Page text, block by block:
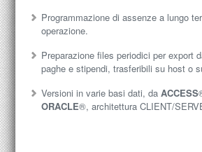
Programmazione di assenze a lungo
operazione.
Preparazione files periodici per export
paghe e stipendi, trasferibili su host o
Versioni in varie basi dati, da ACCESS
ORACLE®, architettura CLIENT/